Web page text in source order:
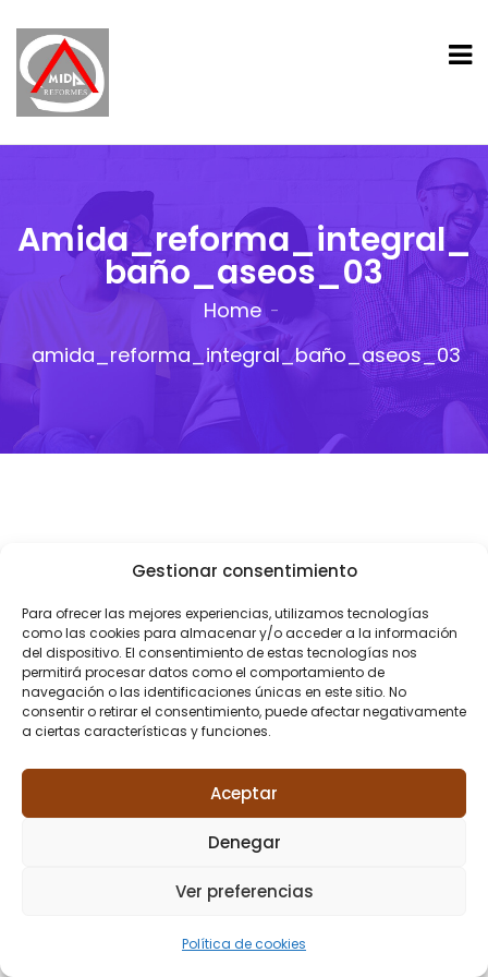
Gestionar consentimiento
Para ofrecer las mejores experiencias, utilizamos tecnologías
como las cookies para almacenar y/o acceder a la información
del dispositivo. El consentimiento de estas tecnologías nos
permitirá procesar datos como el comportamiento de
navegación o las identificaciones únicas en este sitio. No
consentir o retirar el consentimiento, puede afectar negativamente
a ciertas características y funciones.
Aceptar
Denegar
Ver preferencias
Política de cookies
Amida_reforma_integral_
Baño_aseos_03
Home
amida_reforma_integral_baño_aseos_03